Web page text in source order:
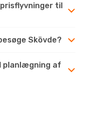
til
Skövde?
planlægning af